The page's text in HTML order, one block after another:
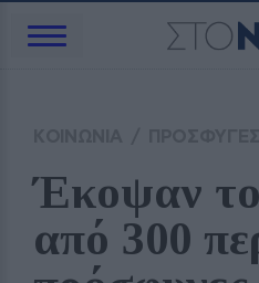
Έκοψαν
από 300